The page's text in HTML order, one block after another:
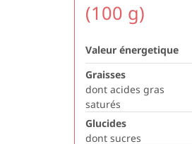
(100 g)
Valeur énergetique
Graisses
dont acides gras
saturés
Glucides
dont sucres